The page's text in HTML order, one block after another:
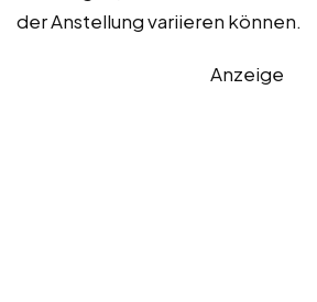
der Anstellung variieren können.
Anzeige